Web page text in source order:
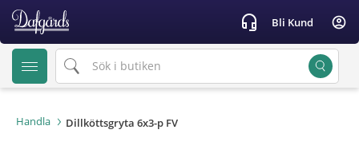
text.skipToContent
text.skipToNavigation
headset_mic Bli Kund account_circle
Handla Dillköttsgryta 6x3-p FV